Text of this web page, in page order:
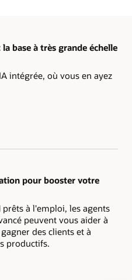
base à très grande échelle
intégrée, où vous en ayez
pour booster votre
à l'emploi, les agents
peuvent vous aider à
des clients et à
productifs.